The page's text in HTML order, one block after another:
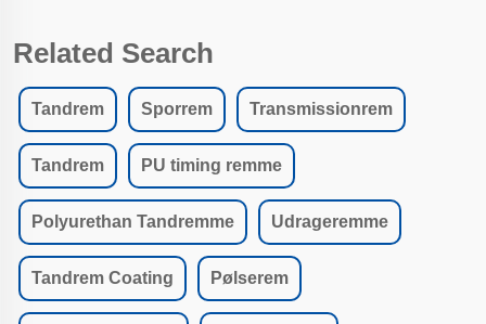
Related Search
Tandrem Sporrem Transmissionrem
Tandrem PU timing remme
Polyurethan Tandremme Udrageremme
Tandrem Coating Pølserem